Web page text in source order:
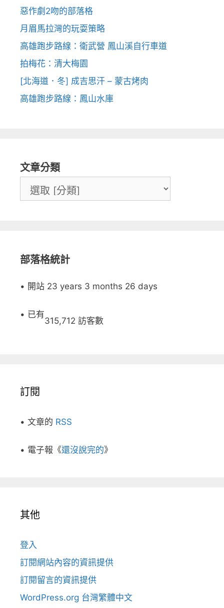
惡作劇2吻的部落格
月眉馬拉灣的玩耍策略
高雄跑步路線：衛武營 鳳山溪自行車道
拍梅花：清大梅園
[北海道．冬] 成吉思汗 – 蒙古烤肉
高雄跑步路線：鳳山水庫
文章分類
部落格統計
• 開站 23 years 3 months 26 days
• 已有
315,712 訪客數
訂閱
• 文章的 RSS
• 電子報《還沒說完的》
其他
登入
訂閱網站內容的資訊提供
訂閱留言的資訊提供
WordPress.org 台灣繁體中文